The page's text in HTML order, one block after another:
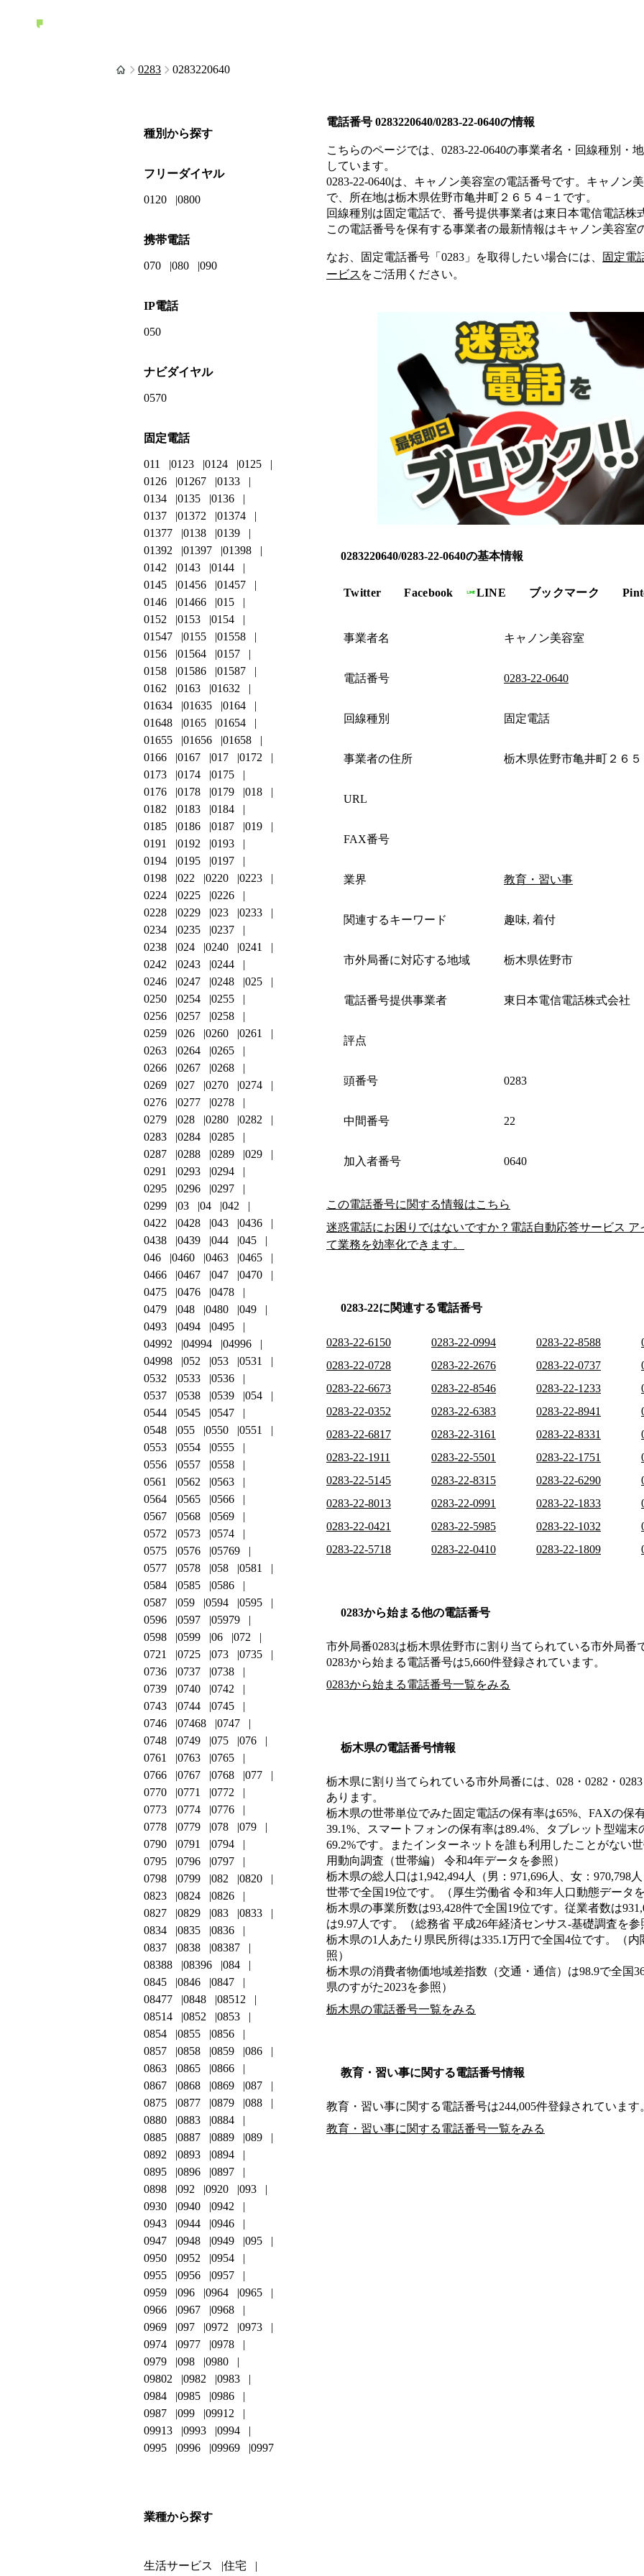
0283 0283220640
電話番号 0283220640/0283-22-0640の情報
こちらのページでは、 0283-22-0640の事業者名・回線種別・
しています。
0283-22-0640は、 キャノン美容室の電話番号です。 キャノン
で、所在地は栃木県佐野市亀井町２６５４−１ です。
回線種別は固定電話で、番号提供事業者は東日本電信電話株
この電話番号を保有する事業者の最新情報はキャノン美容室
なお、固定電話番号「 0283 」を取得したい場合には、
固定電
ービス をご活用ください。
0283220640/0283-22-0640の基本情報
Twitter Facebook LINE ブックマーク
事業者名 キャノン美容室
電話番号 0283-22-0640
回線種別 固定電話
事業者の住所 栃木県佐野市亀井町２６
URL
FAX番号
業界 教育・習い事
関連するキーワード 趣味, 着付
市外局番に対応する地域 栃木県佐野市
電話番号提供事業者 東日本電信電話株式会社
評点
頭番号 0283
中間番号 22
加入者番号 0640
この電話番号に関する情報はこちら
迷惑電話にお困りではないですか？電話自動応答サービス
て業務を効率化できます。
0283-22に関連する電話番号
0283-22-6150 0283-22-0994 0283-22-8588
0283-22-0728
0283-22-2676 0283-22-0737
0283-22-6673
0283-22-8546 0283-22-1233
0283-22-0352
0283-22-6383 0283-22-8941
0283-22-6817
0283-22-3161 0283-22-8331
0283-22-1911
0283-22-5501 0283-22-1751
0283-22-5145
0283-22-8315 0283-22-6290
0283-22-8013
0283-22-0991 0283-22-1833
0283-22-0421
0283-22-5985 0283-22-1032
0283-22-5718
0283-22-0410 0283-22-1809
0283から始まる他の電話番号
市外局番0283は栃木県佐野市に割り当てられている市外局番
0283から始まる電話番号は5,660件登録されています。
0283から始まる電話番号一覧をみる
栃木県の電話番号情報
栃木県に割り当てられている市外局番には、028・0282・0283
あります。
栃木県の世帯単位でみた固定電話の保有率は65%、FAXの保
39.1%、スマートフォンの保有率は89.4%、タブレット型端
69.2%です。またインターネットを誰も利用したことがない
用動向調査（世帯編） 令和4年データを参照）
栃木県の総人口は1,942,494人（男：971,696人、女：970,798
世帯で全国19位です。（厚生労働省 令和3年人口動態データ
栃木県の事業所数は93,428件で全国19位です。従業者数は
は9.97人です。（総務省 平成26年経済センサス‐基礎調査を参
栃木県の1人あたり県民所得は335.1万円で全国4位です。（
照）
栃木県の消費者物価地域差指数（交通・通信）は98.9で全国
県のすがた2023を参照）
栃木県の電話番号一覧をみる
教育・習い事に関する電話番号情報
教育・習い事に関する電話番号は244,005件登録されています
教育・習い事に関する電話番号一覧をみる
種別から探す
フリーダイヤル
0120 0800
携帯電話
070 080 090
IP電話
050
ナビダイヤル
0570
固定電話
011 0123 0124
0125
0126
01267
0133
0134
0135
0136
0137
01372
01374
01377
0138
0139
01392
01397
01398
0142
0143
0144
0145
01456
01457
0146
01466
015
0152
0153
0154
01547
0155
01558
0156
01564
0157
0158
01586
01587
0162
0163
01632
01634
01635
0164
01648
0165
01654
01655
01656
01658
0166
0167 017
0172
0173
0174
0175
0176
0178 0179
018
0182
0183
0184
0185
0186 0187
019
0191
0192
0193
0194
0195
0197
0198
022 0220
0223
0224
0225
0226
0228
0229 023
0233
0234
0235
0237
0238
024 0240
0241
0242
0243
0244
0246
0247 0248
025
0250
0254
0255
0256
0257
0258
0259
026 0260
0261
0263
0264
0265
0266
0267
0268
0269
027 0270
0274
0276
0277
0278
0279
028 0280
0282
0283
0284
0285
0287
0288 0289
029
0291
0293
0294
0295
0296
0297
0299
03 04
042
0422
0428 043
0436
0438
0439 044
045
046
0460 0463
0465
0466
0467 047
0470
0475
0476
0478
0479
048 0480
049
0493
0494
0495
04992
04994
04996
04998
052 053
0531
0532
0533
0536
0537
0538 0539
054
0544
0545
0547
0548
055 0550
0551
0553
0554
0555
0556
0557
0558
0561
0562
0563
0564
0565
0566
0567
0568
0569
0572
0573
0574
0575
0576
05769
0577
0578 058
0581
0584
0585
0586
0587
059 0594
0595
0596
0597
05979
0598
0599 06
072
0721
0725 073
0735
0736
0737
0738
0739
0740
0742
0743
0744
0745
0746
07468
0747
0748
0749 075
076
0761
0763
0765
0766
0767 0768
077
0770
0771
0772
0773
0774
0776
0778
0779 078
079
0790
0791
0794
0795
0796
0797
0798
0799 082
0820
0823
0824
0826
0827
0829 083
0833
0834
0835
0836
0837
0838
08387
08388
08396
084
0845
0846
0847
08477
0848
08512
08514
0852
0853
0854
0855
0856
0857
0858 0859
086
0863
0865
0866
0867
0868 0869
087
0875
0877 0879
088
0880
0883
0884
0885
0887 0889
089
0892
0893
0894
0895
0896
0897
0898
092 0920
093
0930
0940
0942
0943
0944
0946
0947
0948 0949
095
0950
0952
0954
0955
0956
0957
0959
096 0964
0965
0966
0967
0968
0969
097 0972
0973
0974
0977
0978
0979
098
0980
09802
0982
0983
0984
0985
0986
0987
099
09912
09913
0993
0994
0995
0996 09969 0997
業種から探す
生活サービス 住宅